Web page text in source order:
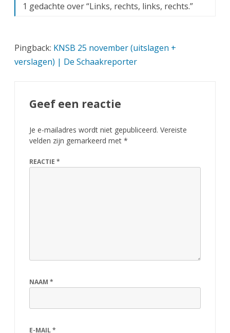
1 gedachte over “Links, rechts, links, rechts.”
Pingback: KNSB 25 november (uitslagen +
verslagen) | De Schaakreporter
Geef een reactie
Je e-mailadres wordt niet gepubliceerd. Vereiste
velden zijn gemarkeerd met *
REACTIE *
NAAM *
E-MAIL*